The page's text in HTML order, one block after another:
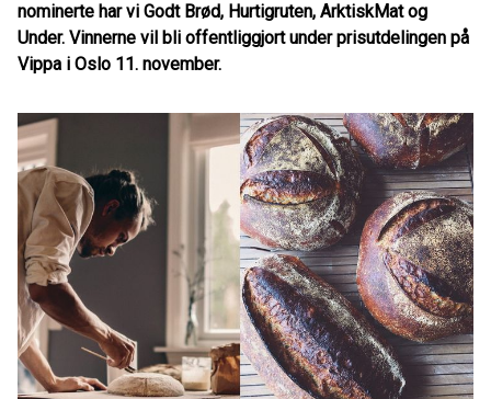
nominerte har vi Godt Brød, Hurtigruten, ArktiskMat og
Under. Vinnerne vil bli offentliggjort under prisutdelingen på
Vippa i Oslo 11. november.